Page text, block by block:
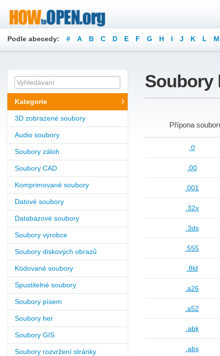
Podle abecedy: # A B C D E F G H I J K L M
Kategorie
3D zobrazené soubory
Audio soubory
Soubory záloh
Soubory CAD
Komprimované soubory
Datové soubory
Databázové soubory
Soubory výrobce
Soubory diskových obrazů
Kódované soubory
Spustitelné soubory
Soubory písem
Soubory her
Soubory GIS
Soubory rozvržení stránky
Soubory
Přípona
.0
.00
.001
.32x
.3ds
.555
.8ld
.a26
.a52
.abk
.abs